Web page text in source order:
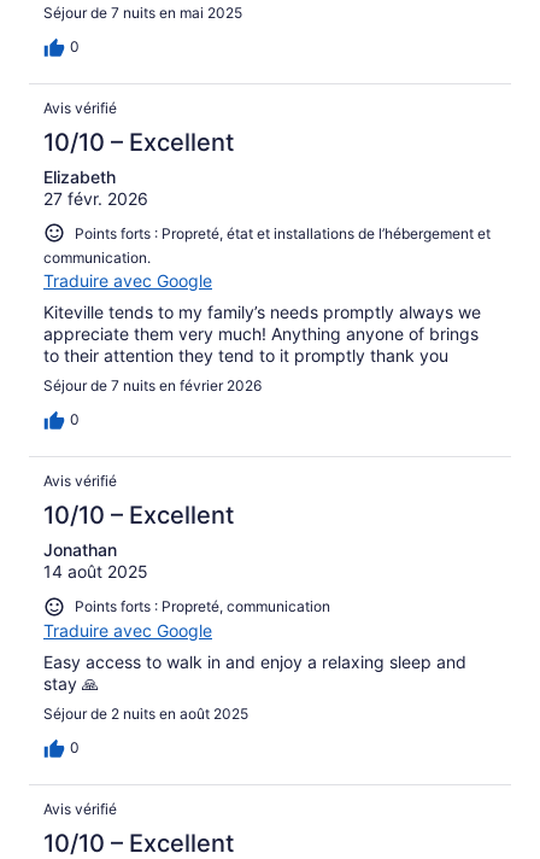
Séjour de 7 nuits en mai 2025
0
Avis vérifié
10/10 – Excellent
Elizabeth
27 févr. 2026
Points forts : Propreté, état et installations de l’hébergement et
communication.
Traduire avec Google
Kiteville tends to my family’s needs promptly always we
appreciate them very much! Anything anyone of brings
to their attention they tend to it promptly thank you
Séjour de 7 nuits en février 2026
0
Avis vérifié
10/10 – Excellent
Jonathan
14 août 2025
Points forts : Propreté, communication
Traduire avec Google
Easy access to walk in and enjoy a relaxing sleep and
stay 🙏
Séjour de 2 nuits en août 2025
0
Avis vérifié
10/10 – Excellent